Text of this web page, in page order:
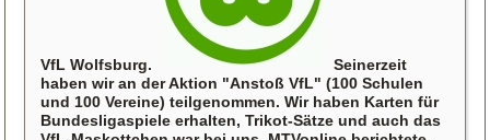
VfL Wolfsburg.
Seinerzeit
haben wir an der Aktion "Anstoß VfL" (100 Schulen
und 100 Vereine) teilgenommen. Wir haben Karten für
Bundesligaspiele erhalten, Trikot-Sätze und auch das